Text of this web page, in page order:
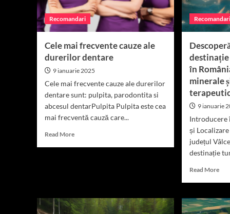
Recomandari
Cele mai frecvente cauze ale
durerilor dentare
9 ianuarie 2025
Cele mai frecvente cauze ale durerilor
dentare sunt: pulpita, parodontita si
abcesul dentarPulpita Pulpita este cea
mai frecventă cauză care...
Read MoreRead
ale
durerilor
Recomandari
în
minerale
9 ianuarie
Introducere
și
județul
destinație
Read MoreRead